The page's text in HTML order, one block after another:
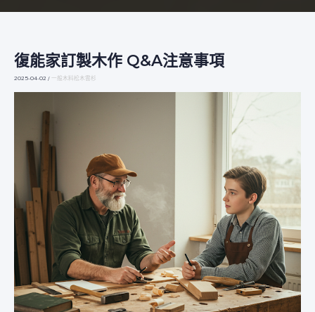
復能家訂製木作 Q&A注意事項
2025-04-02 / 一般木料松木雲杉
復
能
意
事